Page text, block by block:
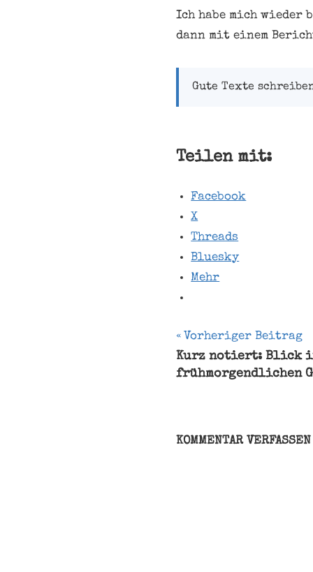
Ich habe mich wieder
dann mit einem
Gute Texte
Teilen mit:
Facebook
X
Threads
Bluesky
Mehr
Bremerhaven
InstaWalk
Zoo
Vorheriger Beitrag
Kurz notiert: Blick
frühmorgendlichen
KOMMENTAR VERFASSEN